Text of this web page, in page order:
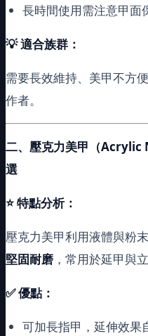
長時間使用需注意甲面
💡適合族群：
需要長效維持、美甲不方
作者。
二、壓克力美甲（Acrylic
選
⭐特點分析：
壓克力美甲利用液體與粉
堅固耐磨 ，常用於延甲與
✅ 優點：
可加長指甲，延伸效果